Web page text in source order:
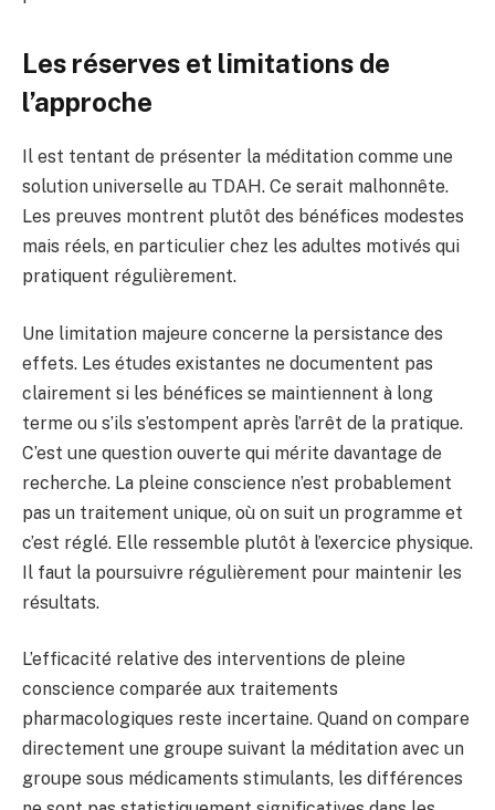
Les réserves et limitations de
l’approche
Il est tentant de présenter la méditation comme une
solution universelle au TDAH. Ce serait malhonnête.
Les preuves montrent plutôt des bénéfices modestes
mais réels, en particulier chez les adultes motivés qui
pratiquent régulièrement.
Une limitation majeure concerne la persistance des
effets. Les études existantes ne documentent pas
clairement si les bénéfices se maintiennent à long
terme ou s’ils s’estompent après l’arrêt de la pratique.
C’est une question ouverte qui mérite davantage de
recherche. La pleine conscience n’est probablement
pas un traitement unique, où on suit un programme et
c’est réglé. Elle ressemble plutôt à l’exercice physique.
Il faut la poursuivre régulièrement pour maintenir les
résultats.
L’efficacité relative des interventions de pleine
conscience comparée aux traitements
pharmacologiques reste incertaine. Quand on compare
directement une groupe suivant la méditation avec un
groupe sous médicaments stimulants, les différences